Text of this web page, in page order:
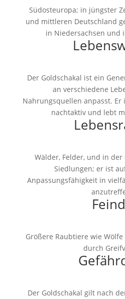
Südosteuropa; in jüngster
und mittleren Deutschland
in Niedersachsen und
Der Goldschakal ist ein
an verschiedene
Nahrungsquellen anpasst. Er
nachtaktiv und lebt
Wälder, Felder, und in
Siedlungen; er ist
Anpassungsfähigkeit in
Größere Raubtiere wie
durch
Der Goldschakal gilt nach